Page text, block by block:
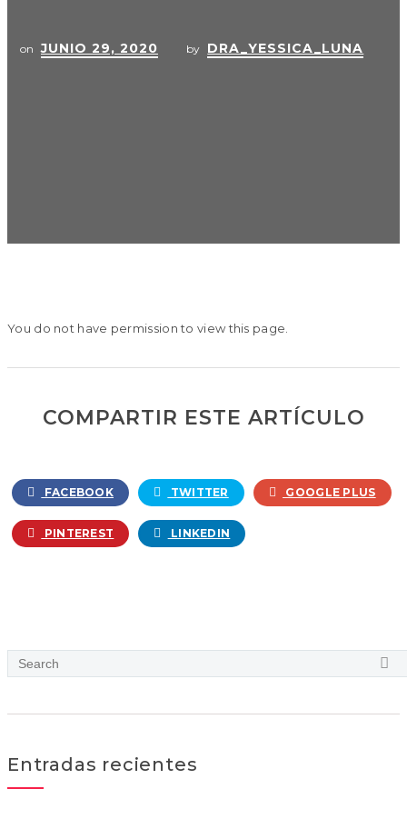
on JUNIO 29, 2020 by DRA_YESSICA_LUNA
You do not have permission to view this page.
COMPARTIR ESTE ARTÍCULO
FACEBOOK TWITTER GOOGLE PLUS
PINTEREST LINKEDIN
Entradas recientes